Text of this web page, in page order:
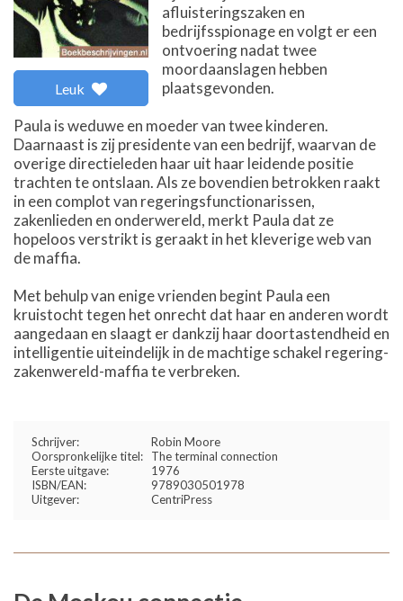
Leuk
afluisteringszaken en
bedrijfsspionage en volgt er een
ontvoering nadat twee
moordaanslagen hebben
plaatsgevonden.
Paula is weduwe en moeder van twee kinderen.
Daarnaast is zij presidente van een bedrijf, waarvan de
overige directieleden haar uit haar leidende positie
trachten te ontslaan. Als ze bovendien betrokken raakt
in een complot van regeringsfunctionarissen,
zakenlieden en onderwereld, merkt Paula dat ze
hopeloos verstrikt is geraakt in het kleverige web van
de maffia.
Met behulp van enige vrienden begint Paula een
kruistocht tegen het onrecht dat haar en anderen wordt
aangedaan en slaagt er dankzij haar doortastendheid en
intelligentie uiteindelijk in de machtige schakel regering-
zakenwereld-maffia te verbreken.
Schrijver:
Robin Moore
Oorspronkelijke titel:
The terminal connection
Eerste uitgave:
1976
ISBN/EAN:
9789030501978
Uitgever:
CentriPress